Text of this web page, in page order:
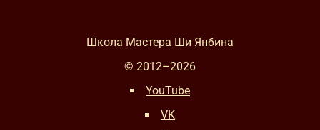
Школа Мастера Ши Янбина
© 2012–2026
YouTube
VK